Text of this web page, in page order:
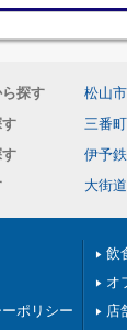
探す 松山市
三番町
伊予
大街道
ポリシー
飲
オ
店